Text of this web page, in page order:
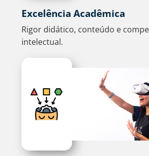
Excelência Acadêmica
Rigor didático, conteúdo e
intelectual.